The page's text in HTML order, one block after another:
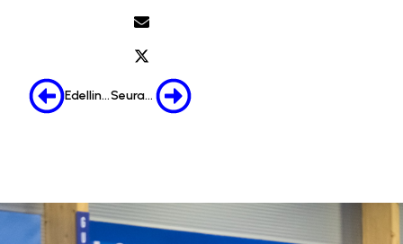
Edellinen Seuraava